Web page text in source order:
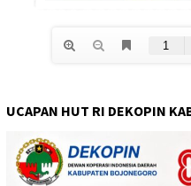
UCAPAN HUT RI DEKOPIN